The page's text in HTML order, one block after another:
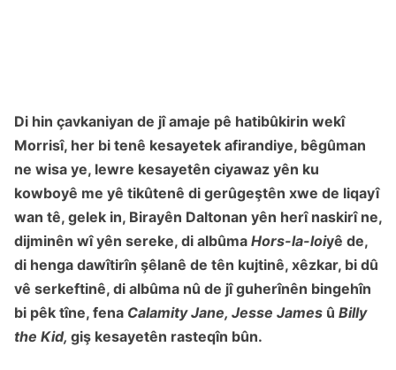
Di hin çavkaniyan de jî amaje pê hatibûkirin wekî
Morrisî, her bi tenê kesayetek afirandiye, bêgûman
ne wisa ye, lewre kesayetên ciyawaz yên ku
kowboyê me yê tikûtenê di gerûgeştên xwe de liqayî
wan tê, gelek in, Birayên Daltonan yên herî naskirî ne,
dijminên wî yên sereke, di albûma Hors-la-loiyê de,
di henga dawîtirîn şêlanê de tên kujtinê, xêzkar, bi dû
vê serkeftinê, di albûma nû de jî guherînên bingehîn
bi pêk tîne, fena Calamity Jane, Jesse James û Billy
the Kid, giş kesayetên rasteqîn bûn.